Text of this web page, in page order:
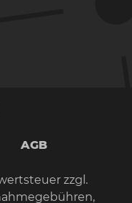
AGB
zzgl.